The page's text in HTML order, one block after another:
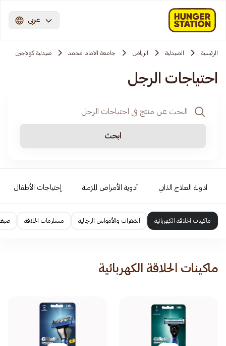
عربي
الرئيسية الصيدلية الرياض جامعة الامام محمد صيدلية كولاجين
احتياجات الرجل
ابحث
أدوية العلاج الذاتي أدوية الأمراض المزمنة إحتياجات الأطفال
ماكينات الحلاقة الكهربائية الشفرات والأمواس الرجالية مستلزمات الحلاقة
ماكينات الحلاقة الكهربائية